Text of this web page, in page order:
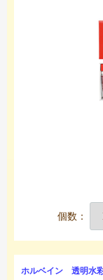
個数：
ホルベイン 透明水